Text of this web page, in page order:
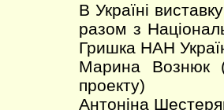
В Україні
разом з
Гришка НАН
Марина Вознюк
проекту)
Антоніна